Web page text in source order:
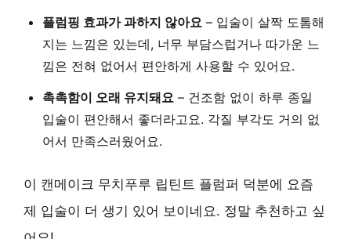
플럼핑 효과가 과하지 않아요 – 입술이 살짝 도톰해
지는 느낌은 있는데, 너무 부담스럽거나 따가운 느
낌은 전혀 없어서 편안하게 사용할 수 있어요.
촉촉함이 오래 유지돼요 – 건조함 없이 하루 종일
입술이 편안해서 좋더라고요. 각질 부각도 거의 없
어서 만족스러웠어요.
이 캔메이크 무치푸루 립틴트 플럼퍼 덕분에 요즘
제 입술이 더 생기 있어 보이네요. 정말 추천하고 싶